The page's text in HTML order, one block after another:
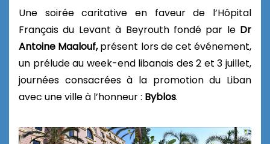
Une soirée caritative en faveur de l’Hôpital
Français du Levant à Beyrouth fondé par le Dr
Antoine Maalouf,présent lors de cet événement,
un prélude au week-end libanais des 2 et 3 juillet,
journées consacrées à la promotion du Liban
avec une ville à l’honneur : Byblos.